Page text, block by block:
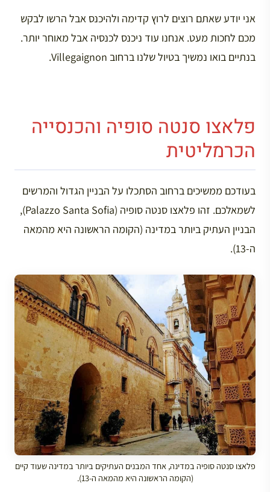
אני יודע שאתם רוצים לרוץ קדימה ולהיכנס אבל הרשו לבקש
מכם לחכות מעט. אנחנו עוד ניכנס לכנסיה אבל מאוחר יותר.
בנתיים בואו נמשיך בטיול שלנו ברחוב Villegaignon.
פלאצו סנטה סופיה והכנסייה
הכרמליטית
בעודכם ממשיכים ברחוב הסתכלו על הבניין הגדול והמרשים
לשמאלכם. זהו פלאצו סנטה סופיה (Palazzo Santa Sofia),
הבניין העתיק ביותר במדינה (הקומה הראשונה היא מהמאה
ה-13).
פלאצו סנטה סופיה במדינה, אחד המבנים העתיקים ביותר במדינה שעוד קיים
(הקומה הראשונה היא מהמאה ה-13).